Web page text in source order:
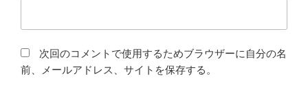
次回のコメントで使用するためブラウザーに自分の名
前、メールアドレス、サイトを保存する。